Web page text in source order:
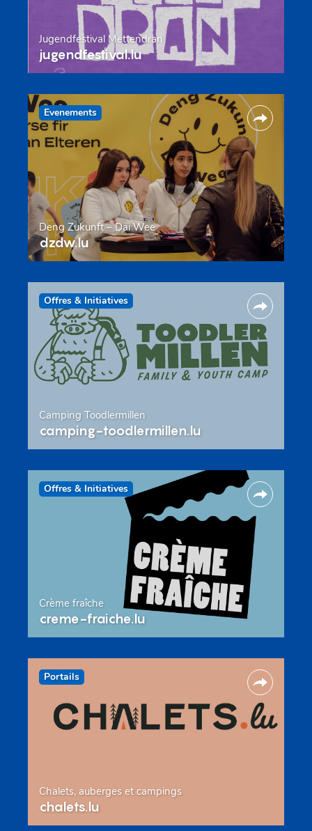
Jugendfestival Mëttendran
jugendfestival.lu
Evenements
Deng Zukunft – Däi Wee
dzdw.lu
Offres & Initiatives
Camping Toodlermillen
camping-toodlermillen.lu
Offres & Initiatives
Crème fraîche
creme-fraiche.lu
Portails
Chalets, auberges et campings
chalets.lu